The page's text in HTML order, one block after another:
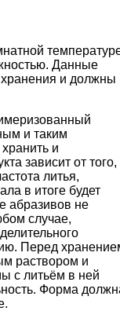
Данные
и должны
и таким
и
зависит от того,
литья,
в итоге будет
абразивов не
случае,
Перед
раствором и
с литьём в ней
Форма